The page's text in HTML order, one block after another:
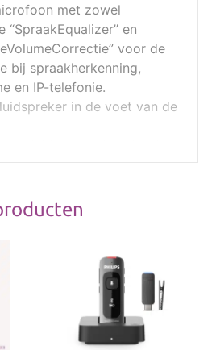
met zowel
“SpraakEqualizer” en
voor de
bij spraakherkenning,
en IP-telefonie.
in de voet van de
om het aan- en uitzetten
met de voet te kunnen
voor Dragon
van Speechware met